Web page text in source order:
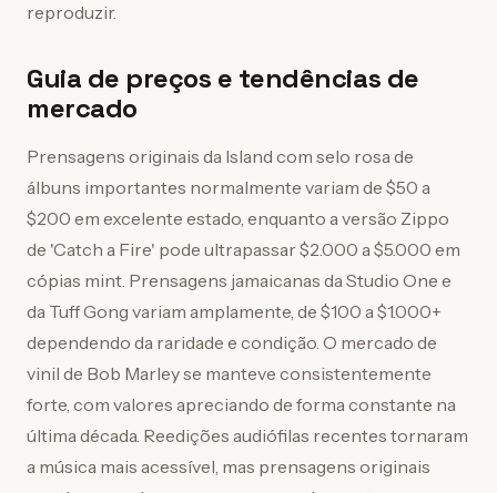
reproduzir.
Guia de preços e tendências de
mercado
Prensagens originais da Island com selo rosa de
álbuns importantes normalmente variam de $50 a
$200 em excelente estado, enquanto a versão Zippo
de 'Catch a Fire' pode ultrapassar $2.000 a $5.000 em
cópias mint. Prensagens jamaicanas da Studio One e
da Tuff Gong variam amplamente, de $100 a $1.000+
dependendo da raridade e condição. O mercado de
vinil de Bob Marley se manteve consistentemente
forte, com valores apreciando de forma constante na
última década. Reedições audiófilas recentes tornaram
a música mais acessível, mas prensagens originais